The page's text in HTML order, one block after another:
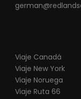
Viaje Canadá
Viaje New York
Viaje Noruega
Viaje Ruta 66